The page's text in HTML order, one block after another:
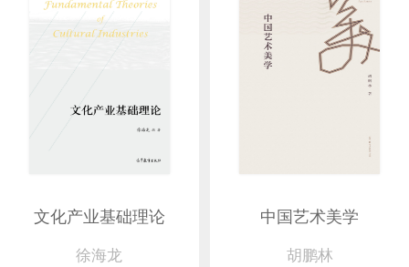
文化产业基础理论
徐海龙
中国艺术美学
胡鹏林